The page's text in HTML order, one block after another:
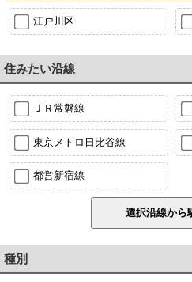
江戸川区
住みたい沿線
ＪＲ常磐線
東京メトロ日比谷線
都営新宿線
種別